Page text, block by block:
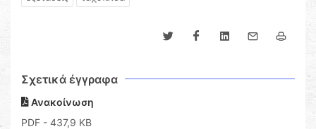
Σχετικά έγγραφα
Ανακοίνωση
PDF - 437,9 KB